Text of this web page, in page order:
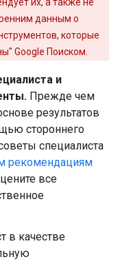
данным о
которые
Google Поиском.
и
Прежде чем
результатов
стороннего
специалиста
рекомендациям
все
в качестве